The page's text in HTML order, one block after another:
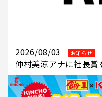
2026/08/03 お知らせ
仲村美涼アナに社長賞